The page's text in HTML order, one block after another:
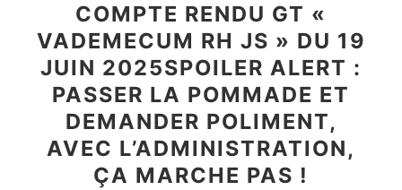
COMPTE RENDU GT «
VADEMECUM RH JS » DU 19
JUIN 2025SPOILER ALERT :
PASSER LA POMMADE ET
DEMANDER POLIMENT,
AVEC L’ADMINISTRATION,
ÇA MARCHE PAS !